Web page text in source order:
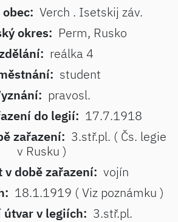
Verch . Isetskij záv.
okres: Perm, Rusko
reálka 4
student
pravosl.
do legií: 17.7.1918
zařazení: 3.stř.pl. ( Čs. legie
v Rusku )
v době zařazení: vojín
18.1.1919 ( Viz poznámku )
útvar v legiích: 3.stř.pl.